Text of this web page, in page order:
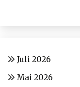
Juli 2026
Mai 2026